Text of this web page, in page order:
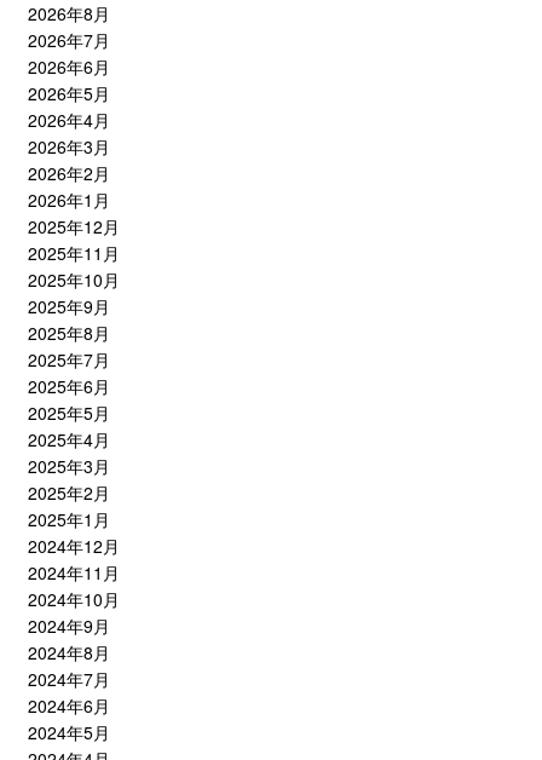
2026年8月
2026年7月
2026年6月
2026年5月
2026年4月
2026年3月
2026年2月
2026年1月
2025年12月
2025年11月
2025年10月
2025年9月
2025年8月
2025年7月
2025年6月
2025年5月
2025年4月
2025年3月
2025年2月
2025年1月
2024年12月
2024年11月
2024年10月
2024年9月
2024年8月
2024年7月
2024年6月
2024年5月